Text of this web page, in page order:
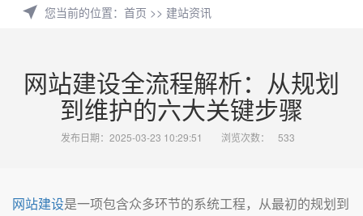
您当前的位置： 首页 >> 建站资讯
网站建设全流程解析：从规划
到维护的六大关键步骤
发布日期：2025-03-23 10:29:51 浏览次数： 533
网站建设是一项包含众多环节的系统工程，从最初的规划到